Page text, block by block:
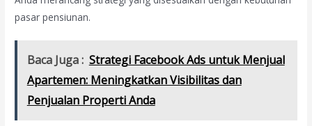
pasar pensiunan.
Baca Juga : Strategi Facebook Ads untuk Menjual
Apartemen: Meningkatkan Visibilitas dan
Penjualan Properti Anda